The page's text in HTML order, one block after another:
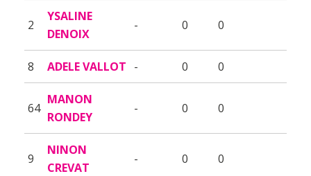
2
YSALINE
DENOIX
- 0 0
8 ADELE VALLOT - 0 0
64
MANON
RONDEY
- 0 0
9
NINON
CREVAT
- 0 0